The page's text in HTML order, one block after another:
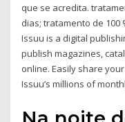
que se acredita.
dias; tratamento de 100
Issuu is a digital
publish magazines,
online. Easily share
Issuu’s millions of